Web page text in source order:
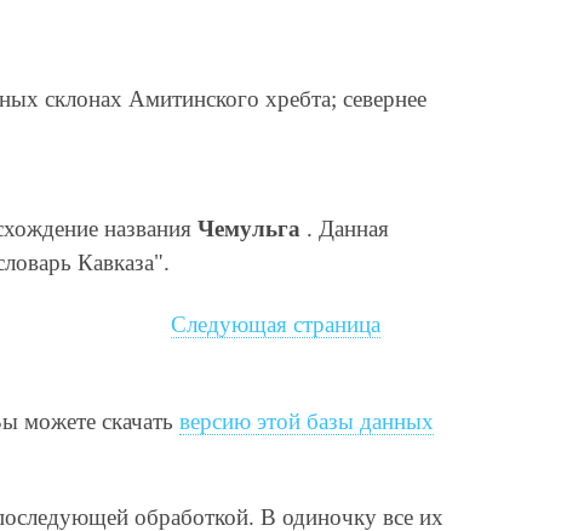
склонах Амитинского хребта; севернее
названия Чемульга . Данная
Кавказа".
Следующая страница
можете скачать версию этой базы данных
обработкой. В одиночку все их